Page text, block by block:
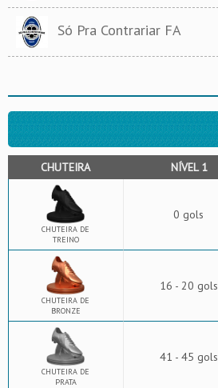
Só Pra Contrariar FA
CHUTEIRA NÍVEL 1
CHUTEIRA DE
TREINO
0 gols
CHUTEIRA DE
BRONZE
16 - 20 gols
CHUTEIRA DE
PRATA
41 - 45 gols